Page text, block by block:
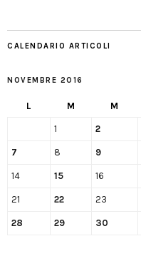
CALENDARIO ARTICOLI
NOVEMBRE 2016
L M M
1 2
7 8 9
14 15 16
21 22 23
28 29 30